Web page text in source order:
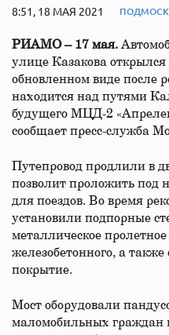
8:51, 18 МАЯ 2021
РИАМО – 17 мая.
улице Казакова
обновленном виде после
находится над путями
будущего МЦД-2
сообщает пресс-служба
Путепровод продлили в
позволит проложить под
для поездов. Во время
установили подпорные
металлическое пролетное
железобетонного, а
покрытие.
Мост оборудовали
маломобильных граждан